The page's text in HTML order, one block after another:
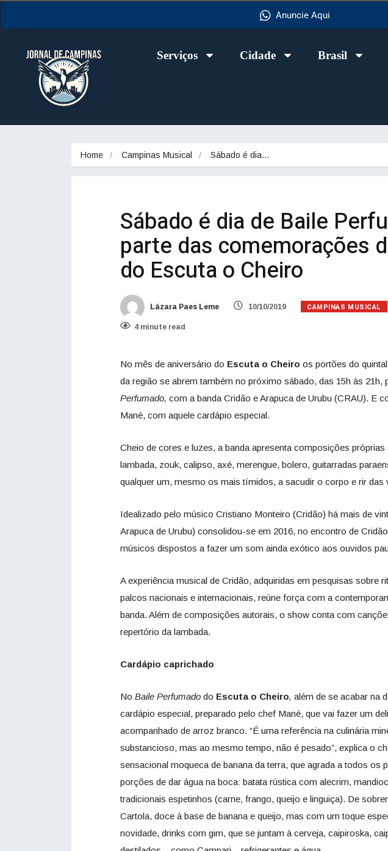
Anuncie Aqui
Serviços Cidade Brasil
Home Campinas Musical Sábado é dia…
Sábado é dia de Baile
parte das comemorações
do Escuta o Cheiro
Lázara Paes Leme 10/10/2019 CAMPINAS MUSICAL
4 minute read
No mês de aniversário do Escuta o Cheiro os portões do
da região se abrem também no próximo sábado, das 15h às 21h,
Perfumado, com a banda Cridão e Arapuca de Urubu (CRAU). E
Mané, com aquele cardápio especial.
Cheio de cores e luzes, a banda apresenta composições
lambada, zouk, calipso, axé, merengue, bolero, guitarradas
qualquer um, mesmo os mais tímidos, a sacudir o corpo e rir das
Idealizado pelo músico Cristiano Monteiro (Cridão) há mais de
Arapuca de Urubu) consolidou-se em 2016, no encontro de
músicos dispostos a fazer um som ainda exótico aos ouvidos
A experiência musical de Cridão, adquiridas em pesquisas sobre
palcos nacionais e internacionais, reúne força com a
banda. Além de composições autorais, o show conta com
repertório da lambada.
Cardápio caprichado
No Baile Perfumado do Escuta o Cheiro, além de se acabar na
cardápio especial, preparado pelo chef Mané, que vai fazer um
acompanhado de arroz branco. “É uma referência na culinária
substancioso, mas ao mesmo tempo, não é pesado”, explica o
sensacional moqueca de banana da terra, que agrada a todos os
porções de dar água na boca: batata rústica com alecrim,
tradicionais espetinhos (carne, frango, queijo e linguiça). De
Cartola, doce à base de banana e queijo, mas com um toque
novidade, drinks com gim, que se juntam à cerveja, caipiroska,